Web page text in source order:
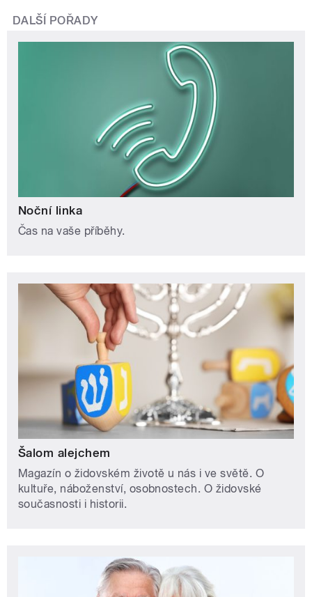
DALŠÍ POŘADY
Noční linka
Čas na vaše příběhy.
Šalom alejchem
Magazín o židovském životě u nás i ve světě. O
kultuře, náboženství, osobnostech. O židovské
současnosti i historii.